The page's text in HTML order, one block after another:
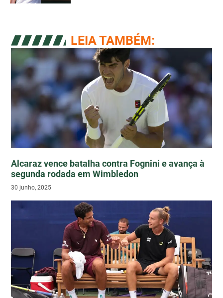
LEIA TAMBÉM:
Alcaraz vence batalha contra Fognini e avança à
segunda rodada em Wimbledon
30 junho, 2025